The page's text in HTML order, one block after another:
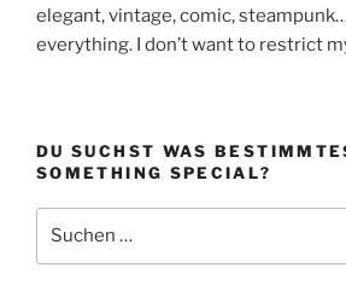
elegant, vintage, comic,
everything. I don’t want to restrict
DU SUCHST WAS
SOMETHING SPECIAL?
nach: